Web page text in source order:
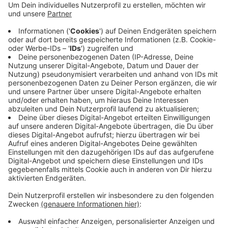
dem Cyberangriff festgestanden. Ennepetal,
bewerten die Zusammenarbeit derzeit noch.
Hattingen und Herdecke planen momentan nicht,
sich von Südwestfalen IT zu trennen. In Hattingen
werde die städtische Homepage ohnehin nicht von
Südwestfalen IT betreut, heißt es.
Veröffentlicht:Freitag, 08.03.2024 07:24
Anzeige
Anzeige